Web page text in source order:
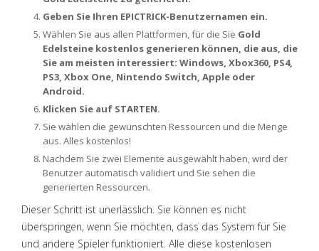
Geben Sie Ihren EPICTRICK-Benutzernamen ein.
Wählen Sie aus allen Plattformen, für die Sie Gold
Edelsteine kostenlos generieren können, die aus, die
Sie am meisten interessiert: Windows, Xbox360, PS4,
PS3, Xbox One, Nintendo Switch, Apple oder
Android.
Klicken Sie auf STARTEN.
Sie wählen die gewünschten Ressourcen und die Menge
aus. Alles kostenlos!
Nachdem Sie zwei Elemente ausgewählt haben, wird der
Benutzer automatisch validiert und Sie sehen die
generierten Ressourcen.
Dieser Schritt ist unerlässlich. Sie können es nicht
überspringen, wenn Sie möchten, dass das System für Sie
und andere Spieler funktioniert. Alle diese kostenlosen